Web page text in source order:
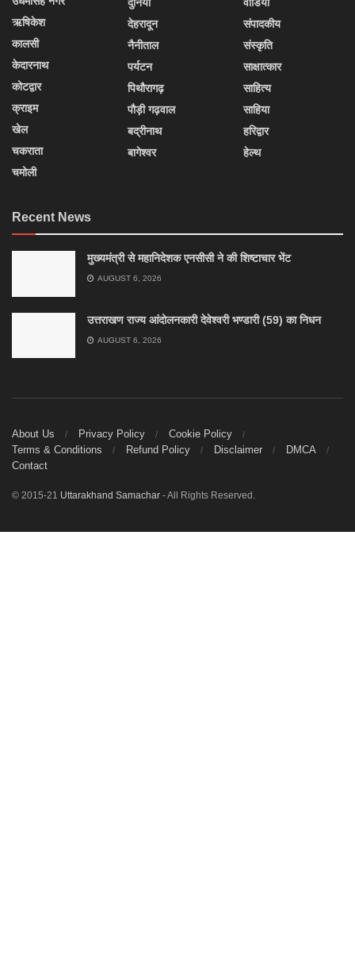
ऋषिकेश
कालसी
केदारनाथ
कोटद्वार
क्राइम
खेल
चकराता
चमोली
दुनिया
देहरादून
नैनीताल
पर्यटन
पिथौरागढ़
पौड़ी गढ़वाल
बद्रीनाथ
बागेश्वर
वीडियो
संपादकीय
संस्कृति
साक्षात्कार
साहित्य
साहिया
हरिद्वार
हेल्थ
Recent News
मुख्यमंत्री से महानिदेशक एनसीसी ने की शिष्टाचार भेंट
AUGUST 6, 2026
उत्तराखण राज्य आंदोलनकारी देवेश्वरी भण्डारी (59) का निधन
AUGUST 6, 2026
About Us Privacy Policy
Cookie Policy
Terms & Conditions
Refund Policy Disclaimer
DMCA
Contact
© 2015-21 Uttarakhand Samachar - All Rights Reserved.